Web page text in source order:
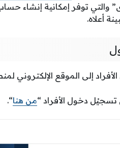
توفر إمكانية إنشاء حساب
أعلاه.
إلى الموقع الإلكتروني
دخول الأفراد “من هنا“.